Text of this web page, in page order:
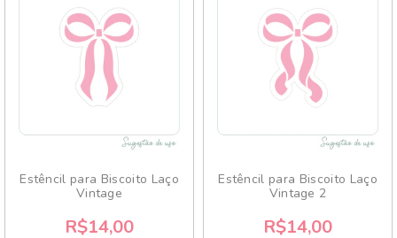
Estêncil para Biscoito Laço
Vintage
R$14,00
Estêncil para Biscoito Laço
Vintage 2
R$14,00